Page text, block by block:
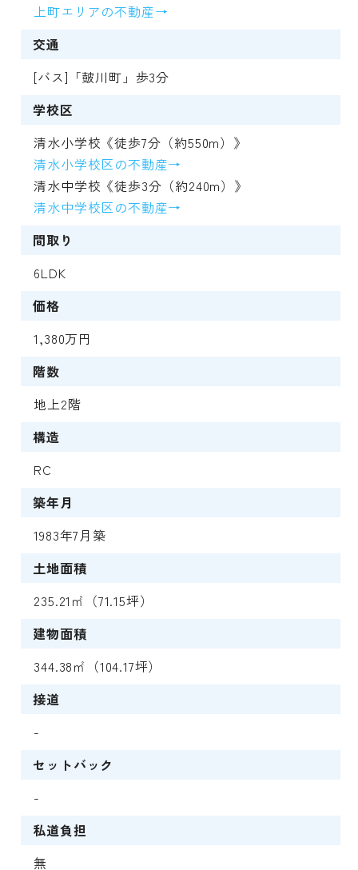
上町エリアの不動産→
交通
[バス]「皷川町」歩3分
学校区
清水小学校《徒歩7分（約550m）》
清水小学校区の不動産→
清水中学校《徒歩3分（約240m）》
清水中学校区の不動産→
間取り
6LDK
価格
1,380万円
階数
地上2階
構造
RC
築年月
1983年7月築
土地面積
235.21㎡（71.15坪）
建物面積
344.38㎡（104.17坪）
接道
-
セットバック
-
私道負担
無